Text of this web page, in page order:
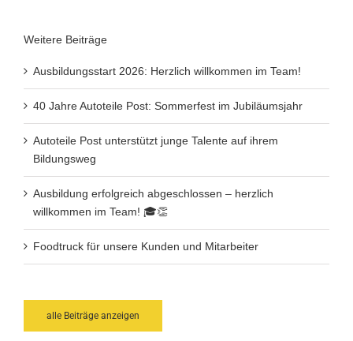
Weitere Beiträge
Ausbildungsstart 2026: Herzlich willkommen im Team!
40 Jahre Autoteile Post: Sommerfest im Jubiläumsjahr
Autoteile Post unterstützt junge Talente auf ihrem
Bildungsweg
Ausbildung erfolgreich abgeschlossen – herzlich
willkommen im Team! 🎓👏
Foodtruck für unsere Kunden und Mitarbeiter
alle Beiträge anzeigen